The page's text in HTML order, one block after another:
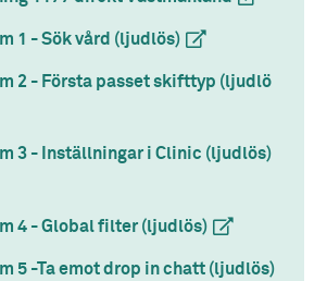
1 - Sök vård (ljudlös)(extern länk)
2 - Första passet skifttyp (ljudlö
3 - Inställningar i Clinic (ljudlös)
4 - Global filter (ljudlös)(extern länk)
5 -Ta emot drop in chatt (ljudlös)